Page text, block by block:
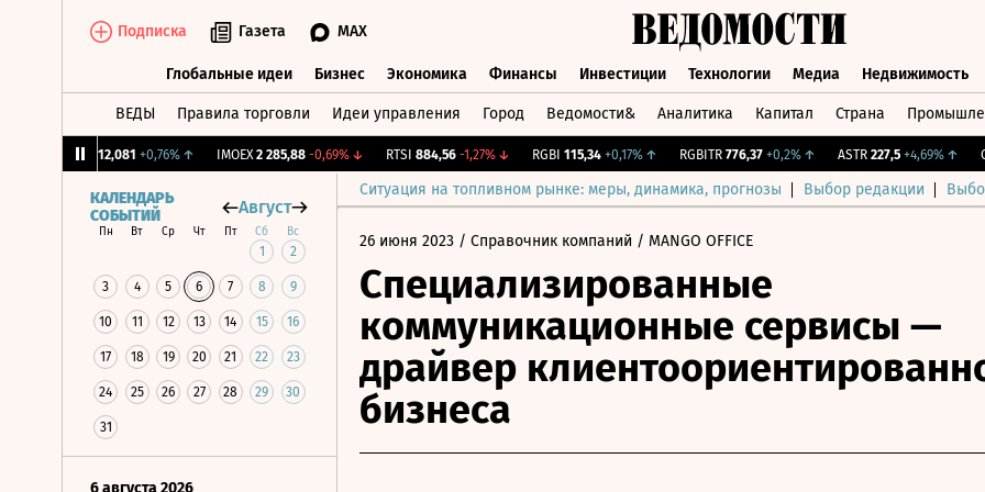
Подписка Газета MAX
Глобальные идеи Бизнес Экономика Финансы Инвестиции Технологии Медиа Недвижимость
ВЕДЫ Правила торговли Идеи управления Город Ведомости& Аналитика Капитал Страна
12,081 +0,76%↑ IMOEX 2 285,88 -0,69%↓ RTSI 884,56 -1,27%↓ RGBI 115,34 +0,17%↑ RGBITR 776,37 +0,2%↑ ASTR 227,5 +4,69%↑
Ситуация на топливном рынке: меры, динамика, прогнозы Выбор редакции
КАЛЕНДАРЬ
СОБЫТИЙ
Август
Пн Вт Ср Чт Пт Сб Вс
1 2
3 4 5 6 7 8 9
10 11 12 13 14 15 16
17 18 19 20 21 22 23
24 25 26 27 28 29 30
31
6 августа 2026
26 июня 2023 / Справочник компаний / MANGO OFFICE
Специализированные
коммуникационные сервисы —
драйвер
бизнеса